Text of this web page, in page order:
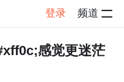
登录 频道
感觉更迷茫